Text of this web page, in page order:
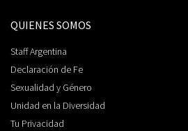
QUIENES SOMOS
Staff Argentina
Declaración de Fe
Sexualidad y Género
Unidad en la Diversidad
Tu Privacidad